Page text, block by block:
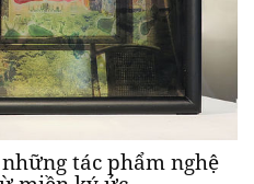
tác phẩm nghệ